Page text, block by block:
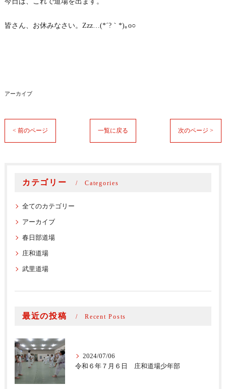
皆さん、お休みなさい。Zzz…(*´?｀*)｡o○
アーカイブ
< 前のページ 一覧に戻る 次のページ >
カテゴリー Categories
全てのカテゴリー
アーカイブ
春日部道場
庄和道場
武里道場
最近の投稿 Recent Posts
2024/07/06
令和６年７月６日 庄和道場少年部